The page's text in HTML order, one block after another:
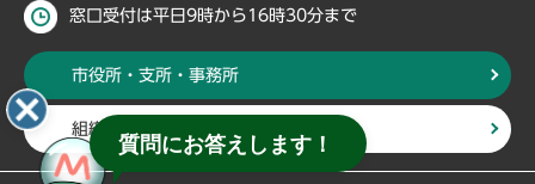
窓口受付は平日9時から16時30分まで
市役所・支所・事務所
組織・部署から探す
質問にお答えします！